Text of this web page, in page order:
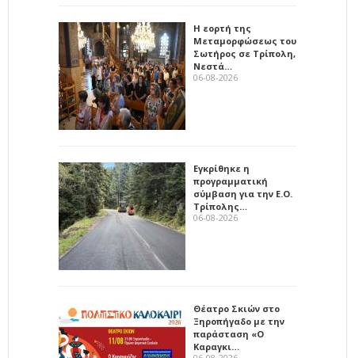
Η εορτή της
Μεταμορφώσεως του
Σωτήρος σε Τρίπολη,
Νεστά…
06-08-2026
Εγκρίθηκε η
προγραμματική
σύμβαση για την Ε.Ο.
Τρίπολης…
06-08-2026
Θέατρο Σκιών στο
Ξηροπήγαδο με την
παράσταση «Ο
Καραγκι…